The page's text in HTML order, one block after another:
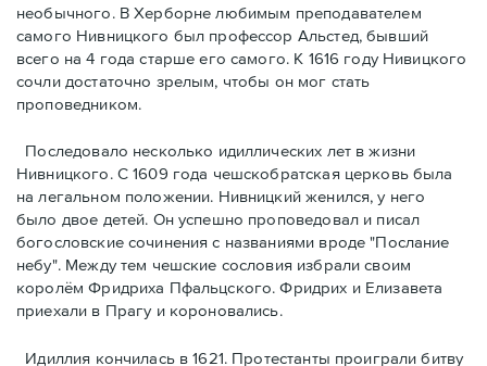
необычного. В Херборне любимым преподавателем
самого Нивницкого был профессор Альстед, бывший
всего на 4 года старше его самого. К 1616 году Нивицкого
сочли достаточно зрелым, чтобы он мог стать
проповедником.
Последовало несколько идиллических лет в жизни
Нивницкого. С 1609 года чешскобратская церковь была
на легальном положении. Нивницкий женился, у него
было двое детей. Он успешно проповедовал и писал
богословские сочинения с названиями вроде "Послание
небу". Между тем чешские сословия избрали своим
королём Фридриха Пфальцского. Фридрих и Елизавета
приехали в Прагу и короновались.
Идиллия кончилась в 1621. Протестанты проиграли битву